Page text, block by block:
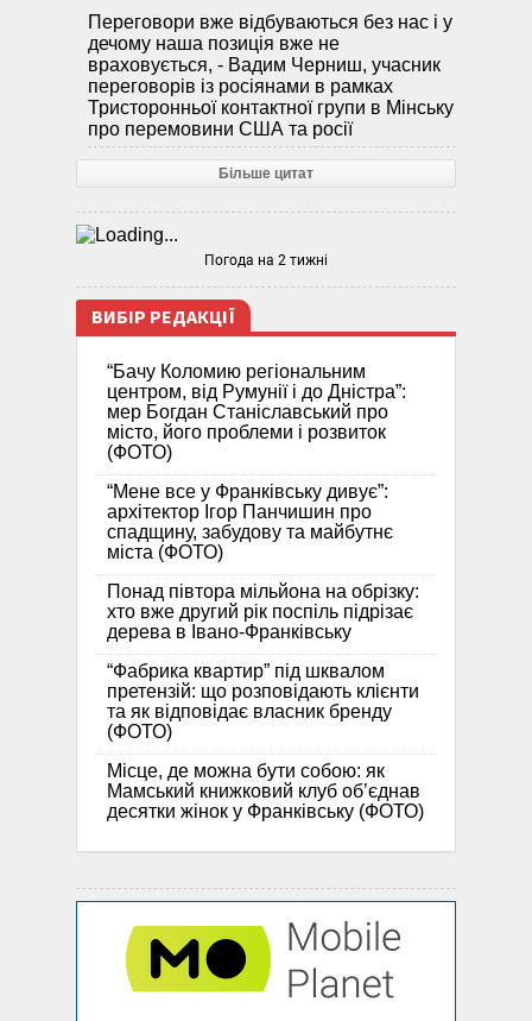
Переговори вже відбуваються без нас і у
дечому наша позиція вже не
враховується, - Вадим Черниш, учасник
переговорів із росіянами в рамках
Тристоронньої контактної групи в Мінську
про перемовини США та росії
Більше цитат
Погода на 2 тижні
ВИБІР РЕДАКЦІЇ
“Бачу Коломию регіональним
центром, від Румунії і до Дністра”:
мер Богдан Станіславський про
місто, його проблеми і розвиток
(ФОТО)
“Мене все у Франківську дивує”:
архітектор Ігор Панчишин про
спадщину, забудову та майбутнє
міста (ФОТО)
Понад півтора мільйона на обрізку:
хто вже другий рік поспіль підрізає
дерева в Івано-Франківську
“Фабрика квартир” під шквалом
претензій: що розповідають клієнти
та як відповідає власник бренду
(ФОТО)
Місце, де можна бути собою: як
Мамський книжковий клуб об’єднав
десятки жінок у Франківську (ФОТО)